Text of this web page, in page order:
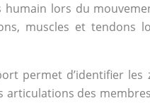
lors du
muscles et
permet d’identifier
des